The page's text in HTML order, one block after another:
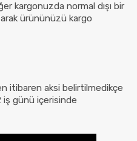
kargonuzda normal dışı bir
ürününüzü kargo
itibaren aksi belirtilmedikçe
iş günü içerisinde